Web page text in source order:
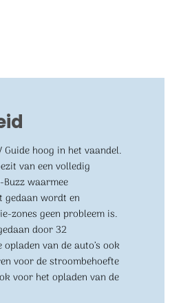
hoog in het vaandel.
van een volledig
waarmee
wordt en
zones geen probleem is.
door 32
van de auto’s ook
voor de stroombehoefte
voor het opladen van de